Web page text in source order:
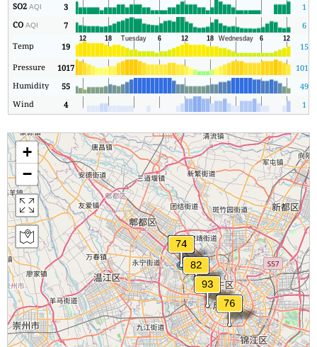
SO2AQI 3
1
COAQI 7
6
Temp
19
15
Pressure
1017 1013
Humidity
55 49
Wind
4 1
+
−